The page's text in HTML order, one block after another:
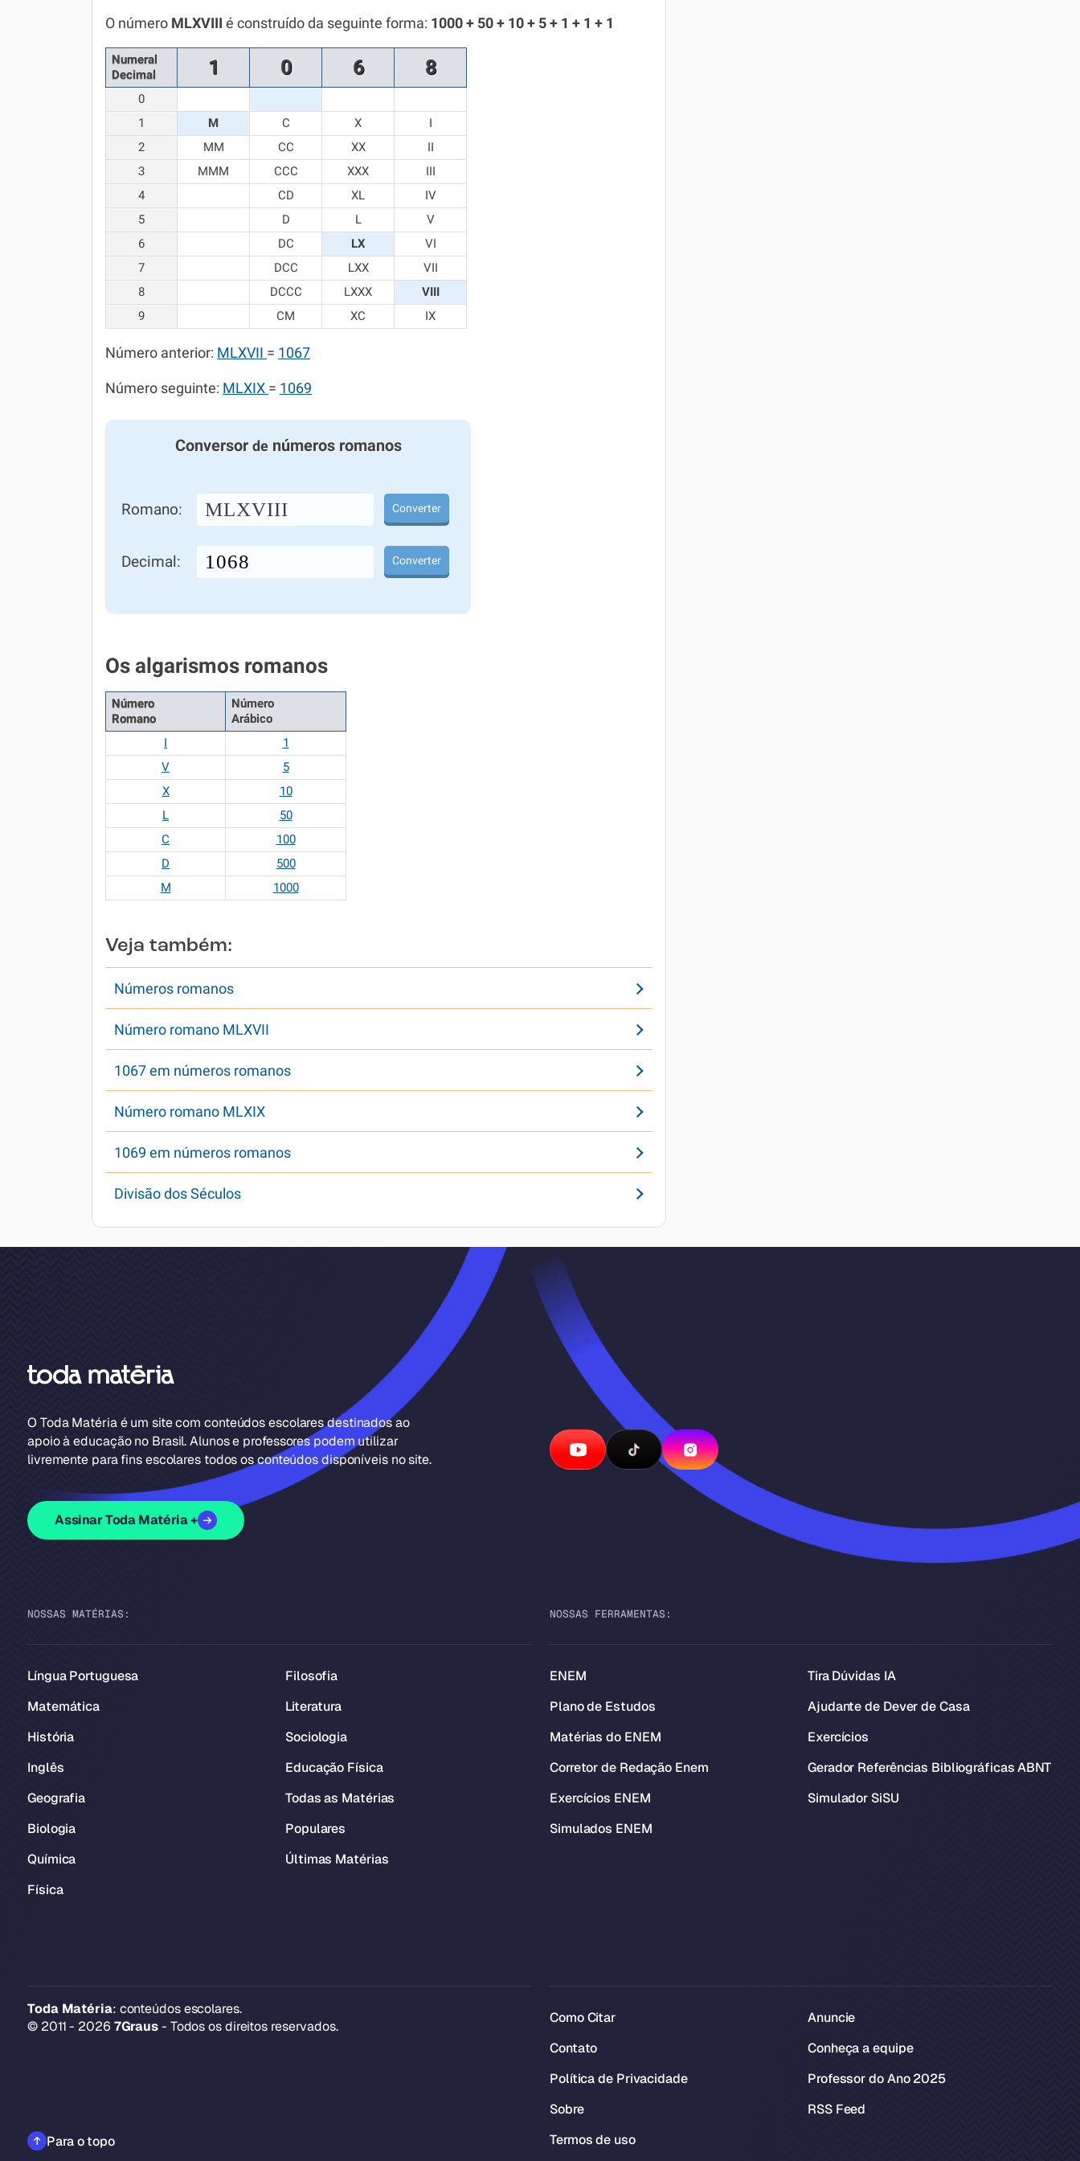
Química
Todos os Exercícios
O número MLXVIII é construído da seguinte forma: 1000 + 50 + 10 + 5 + 1 + 1 + 1
Numeral
Decimal
1 0 6 8
0
1
M C X
I
2
MM CC XX
II
3
MMM CCC XXX
III
4
CD XL
IV
5
D L
V
6
DC LX
VI
7
DCC LXX
VII
8
DCCC LXXX
VIII
9
CM XC IX
Número anterior: MLXVII = 1067
Número seguinte: MLXIX = 1069
Conversor denúmeros romanos
Romano: MLXVIII Converter
Decimal: Converter
Os algarismos romanos
Número
Romano
Número
Arábico
I
1
V
5
X
10
L
50
C
100
D
500
M
1000
Veja também:
Números romanos
Número romano MLXVII
1067 em números romanos
Número romano MLXIX
1069 em números romanos
Divisão dos Séculos
O Toda Matéria é um site com conteúdos escolares destinados ao
apoio à educação no Brasil. Alunos e professores podem utilizar
livremente para fins escolares todos os conteúdos disponíveis no site.
Assinar Toda Matéria +
NOSSAS MATÉRIAS:
Língua Portuguesa
Matemática
História
Inglês
Geografia
Biologia
Química
Física
Filosofia
Literatura
Sociologia
Educação Física
Todas as Matérias
Populares
Últimas Matérias
NOSSAS FERRAMENTAS:
ENEM
Plano de Estudos
Matérias do ENEM
Corretor de Redação Enem
Exercícios ENEM
Simulados ENEM
Tira Dúvidas IA
Ajudante de Dever de Casa
Exercícios
Gerador Referências Bibliográficas ABNT
Simulador SiSU
Toda Matéria: conteúdos escolares.
© 2011 - 2026 7Graus- Todos os direitos reservados.
Para o topo
Como Citar
Contato
Política de Privacidade
Sobre
Termos de uso
Anuncie
Conheça a equipe
Professor do Ano 2025
RSS Feed